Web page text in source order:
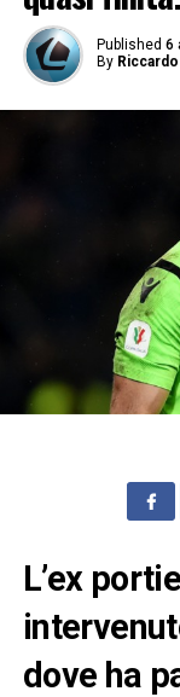
Published 6
By
L’ex
dove ha